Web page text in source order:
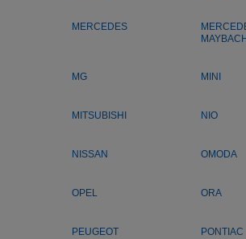
MERCEDES
MAYBACH
MG MINI
MITSUBISHI NIO
NISSAN OMODA
OPEL ORA
PEUGEOT PONTIAC